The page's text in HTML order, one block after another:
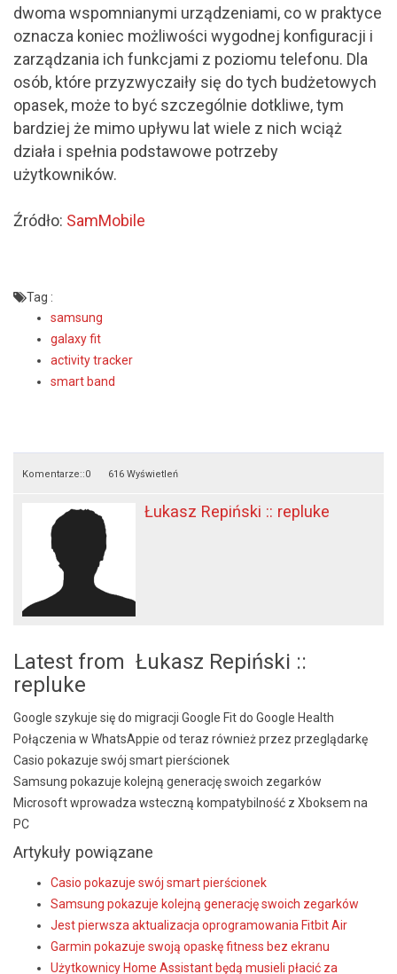
dwoma wspomnianymi urządzeniami, co w praktyce
oznacza koniec możliwości wygodnej konfiguracji i
zarządzania ich funkcjami z poziomu telefonu. Dla
osób, które przyzwyczaiły się do tych budżetowych
opasek, może to być szczególnie dotkliwe, tym
bardziej że mimo upływu lat wiele z nich wciąż
działa i spełnia podstawowe potrzeby
użytkowników.
Źródło: SamMobile
Tag :
samsung
galaxy fit
activity tracker
smart band
Komentarze::0 616 Wyświetleń
Łukasz Repiński :: repluke
Latest from Łukasz Repiński ::
repluke
Google szykuje się do migracji Google Fit do Google Health
Połączenia w WhatsAppie od teraz również przez przeglądarkę
Casio pokazuje swój smart pierścionek
Samsung pokazuje kolejną generację swoich zegarków
Microsoft wprowadza wsteczną kompatybilność z Xboksem na
PC
Artykuły powiązane
Casio pokazuje swój smart pierścionek
Samsung pokazuje kolejną generację swoich zegarków
Jest pierwsza aktualizacja oprogramowania Fitbit Air
Garmin pokazuje swoją opaskę fitness bez ekranu
Użytkownicy Home Assistant będą musieli płacić za